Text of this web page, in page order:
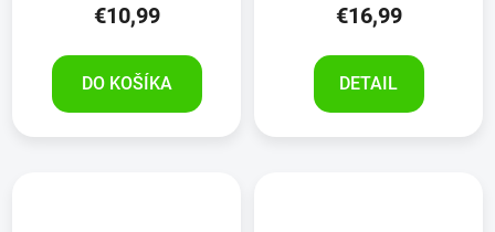
€10,99
DO KOŠÍKA
€16,99
DETAIL